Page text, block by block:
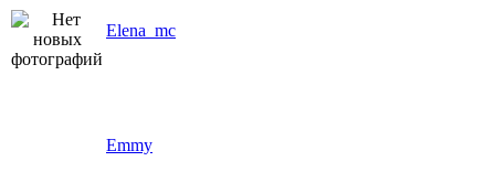
Elena_mc
Emmy